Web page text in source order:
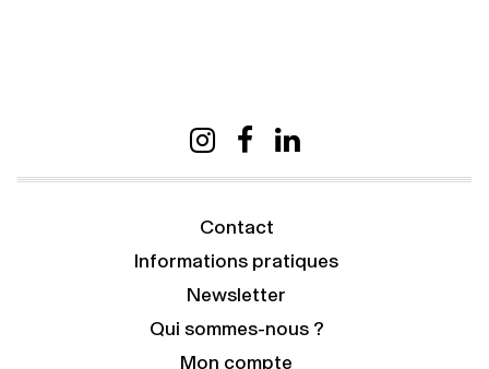
Contact
Informations pratiques
Newsletter
Qui sommes-nous ?
Mon compte